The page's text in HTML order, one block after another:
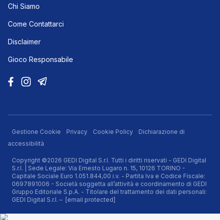
Chi Siamo
Come Contattarci
Disclaimer
Gioco Responsabile
Gestione Cookie Privacy Cookie Policy
Dichiarazione di
accessibilità
Copyright ©2026 GEDI Digital S.r.l. Tutti i diritti riservati - GEDI Digital
S.r.l. | Sede Legale: Via Ernesto Lugaro n. 15, 10126 TORINO -
Capitale Sociale Euro 1.051.844,00 i.v. - Partita Iva e Codice Fiscale:
0697891006 - Società soggetta all’attività e coordinamento di GEDI
Gruppo Editoriale S.p.A. - Titolare del trattamento dei dati personali:
GEDI Digital S.r.l. – [email protected]